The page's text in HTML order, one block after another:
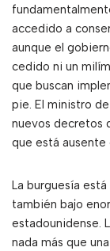
accedido a
aunque el
cedido ni un
que buscan
pie. El ministro
nuevos decretos
que está
La burguesía
también bajo
estadounidense.
nada más que